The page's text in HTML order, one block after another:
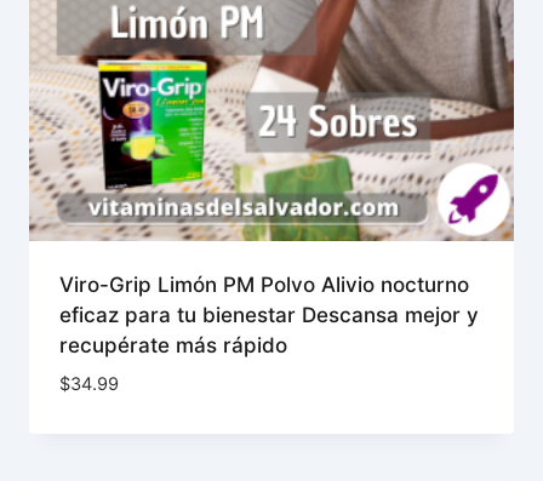
Viro-Grip Limón PM Polvo Alivio nocturno
eficaz para tu bienestar Descansa mejor y
recupérate más rápido
$34.99